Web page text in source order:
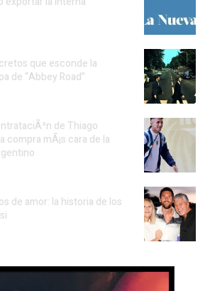
que esconde la
de “Abbey Road”
de Thiago
compra mÃ¡s cara de la
de amor: la historia de los